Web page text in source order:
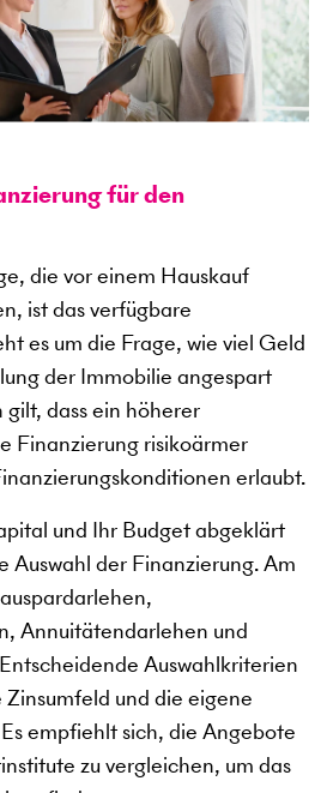
für den
die vor einem Hauskauf
ist das verfügbare
es um die Frage, wie viel Geld
der Immobilie angespart
dass ein höherer
Finanzierung risikoärmer
erlaubt.
und Ihr Budget abgeklärt
Auswahl der Finanzierung. Am
Annuitätendarlehen und
Auswahlkriterien
und die eigene
empfiehlt sich, die Angebote
zu vergleichen, um das